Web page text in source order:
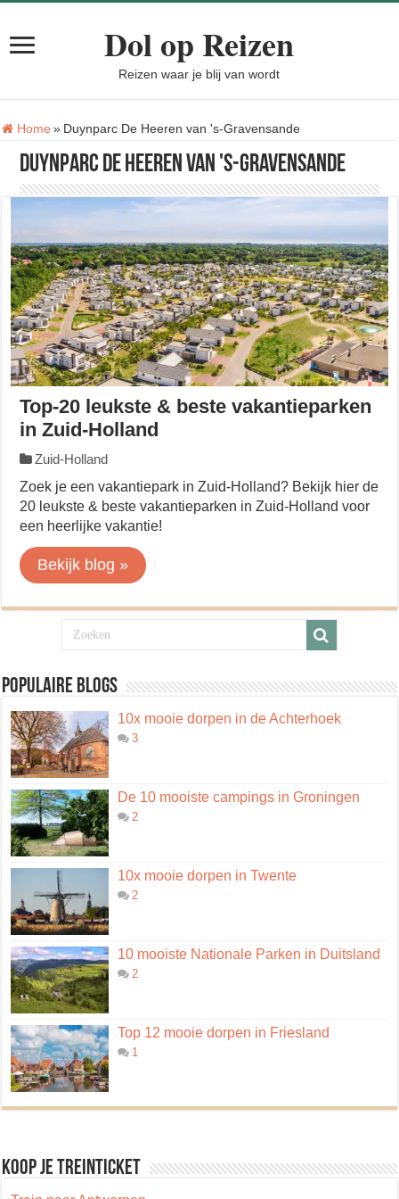
Dol op Reizen
Reizen waar je blij van wordt
Home » Tag:
Duynparc De Heeren van 's-Gravensande
Duynparc De Heeren van 's-Gravensande
Top-20 leukste & beste vakantieparken
in Zuid-Holland
Zuid-Holland
Zoek je een vakantiepark in Zuid-Holland? Bekijk hier de
20 leukste & beste vakantieparken in Zuid-Holland voor
een heerlijke vakantie!
Bekijk blog »
Populaire blogs
10x mooie dorpen in de Achterhoek
3
De 10 mooiste campings in Groningen
2
10x mooie dorpen in Twente
2
10 mooiste Nationale Parken in Duitsland
2
Top 12 mooie dorpen in Friesland
1
Koop je treinticket